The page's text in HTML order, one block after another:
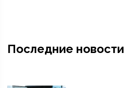
Последние новости